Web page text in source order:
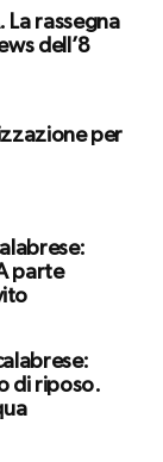
La rassegna
dell’8
per
parte
di riposo.